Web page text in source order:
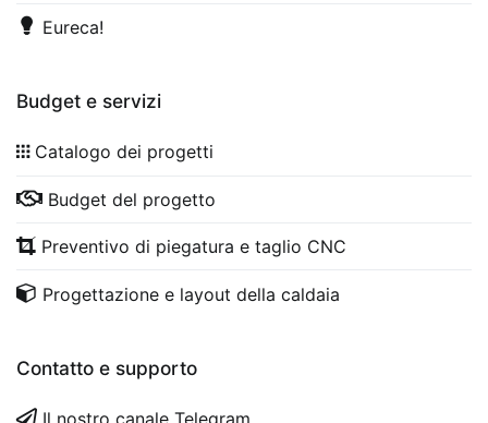
Eureca!
Budget e servizi
Catalogo dei progetti
Budget del progetto
Preventivo di piegatura e taglio CNC
Progettazione e layout della caldaia
Contatto e supporto